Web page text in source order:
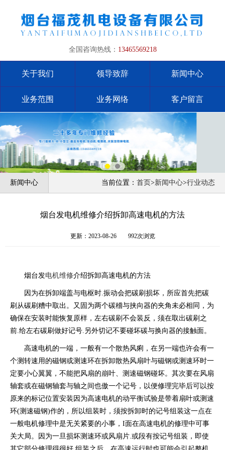
全国咨询热线： 13465569218
关于我们 领导致辞 新闻中心
业务范围 业务网络 客户留言
新闻中心 当前位置： 首页>新闻中心>行业动态
烟台发电机维修介绍拆卸高速电机的方法
更新：2023-08-26 992次浏览
烟台发电机维修介绍拆卸高速电机的方法
因为在拆卸端盖与电枢时.振动会把碳刷损坏，所应首先把碳
刷从碳刷糟中取出。又固为两个碳稽与挟向器的夹角未必相同，为
确保在安装时能恢复原样，左右碳刷不会装反，须在取出碳刷之
前.给左右碳刷做好记号.另外切记不要碰坏碳与换向器的接触面。
高速电机的一端，一般有一个散热风痢，在另一端也许会有一
个测转速用的磁钢或测速环在拆卸散热风扇叶与磁钢或测速环时一
定要小心翼翼，不能把风扇的崩叶、测速磁钢碰坏。其次要在风扇
轴套或在磁钢轴套与轴之间也傲一个记号，以便修理完毕后可以按
原来的标记位置安装因为高速电机的动平衡试验是带着扇叶或测速
环(测速磁钢)作的，所以组装时，须按拆卸时的记号组装这一点在
一般电机修理中是无关紧要的小事，I面在高速电机的修理中可事
关大局。因为一旦损坏测速环或风扇片.或段有按记号组装，即使